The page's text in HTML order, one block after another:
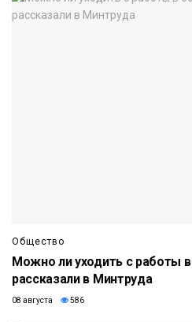
Общество
Можно ли уходить с работы
рассказали в Минтруда
08 августа 586